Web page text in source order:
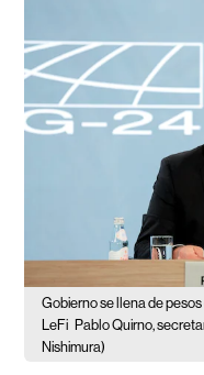
Gobierno se llena de
LeFi Pablo Quirno,
Nishimura)